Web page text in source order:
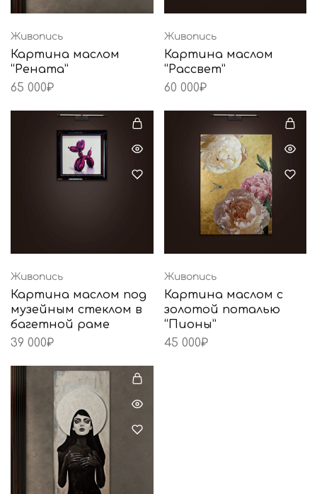
Живопись
Картина маслом
“Рената”
65 000₽
Живопись
Картина маслом
“Рассвет”
60 000₽
Живопись
Картина маслом под
музейным стеклом в
багетной раме
39 000₽
Живопись
Картина маслом с
золотой поталью
“Пионы”
45 000₽